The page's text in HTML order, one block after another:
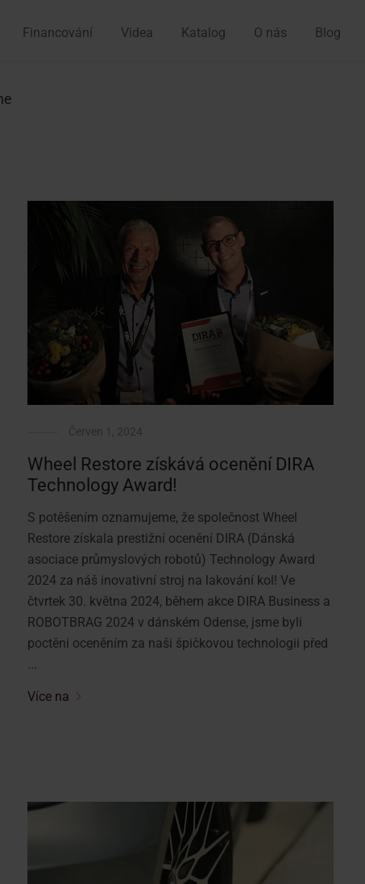
Financování Videa Katalog O nás Blog
Wheel Restore získává ocenění DIRA
Technology Award!
S potěšením oznamujeme, že společnost Wheel
Restore získala prestižní ocenění DIRA (Dánská
asociace průmyslových robotů) Technology Award
2024 za náš inovativní stroj na lakování kol! Ve
čtvrtek 30. května 2024, během akce DIRA Business a
ROBOTBRAG 2024 v dánském Odense, jsme byli
poctěni oceněním za naši špičkovou technologii před
...
Více na